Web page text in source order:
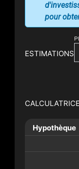
ESTIMATIONS
pour
Hypothèque